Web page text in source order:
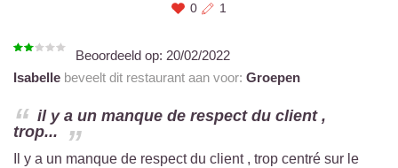
0 1
Beoordeeld op: 20/02/2022
Isabelle beveelt dit restaurant aan voor: Groepen
il y a un manque de respect du client ,
trop...
Il y a un manque de respect du client , trop centré sur le